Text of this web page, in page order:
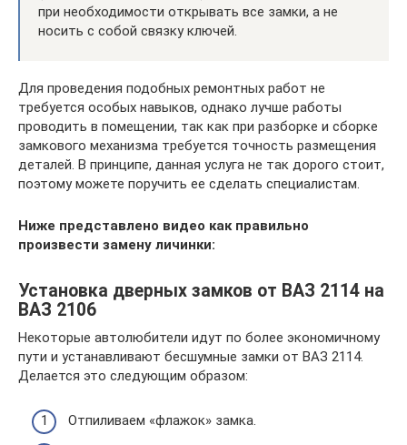
при необходимости открывать все замки, а не
носить с собой связку ключей.
Для проведения подобных ремонтных работ не
требуется особых навыков, однако лучше работы
проводить в помещении, так как при разборке и сборке
замкового механизма требуется точность размещения
деталей. В принципе, данная услуга не так дорого стоит,
поэтому можете поручить ее сделать специалистам.
Ниже представлено видео как правильно
произвести замену личинки:
Установка дверных замков от ВАЗ 2114 на
ВАЗ 2106
Некоторые автолюбители идут по более экономичному
пути и устанавливают бесшумные замки от ВАЗ 2114.
Делается это следующим образом:
Отпиливаем «флажок» замка.